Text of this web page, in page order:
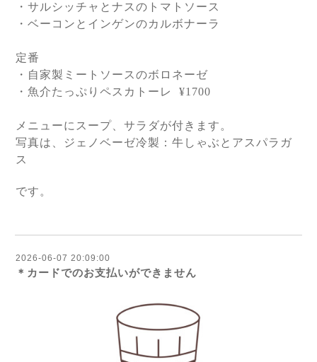
・サルシッチャとナスのトマトソース
・ベーコンとインゲンのカルボナーラ
定番
・自家製ミートソースのボロネーゼ
・魚介たっぷりペスカトーレ
¥1700
メニューにスープ、サラダが付きます。
写真は、
ジェノベーゼ冷製：牛しゃぶとアスパラガ
ス
です。
2026-06-07 20:09:00
＊カードでのお支払いができません